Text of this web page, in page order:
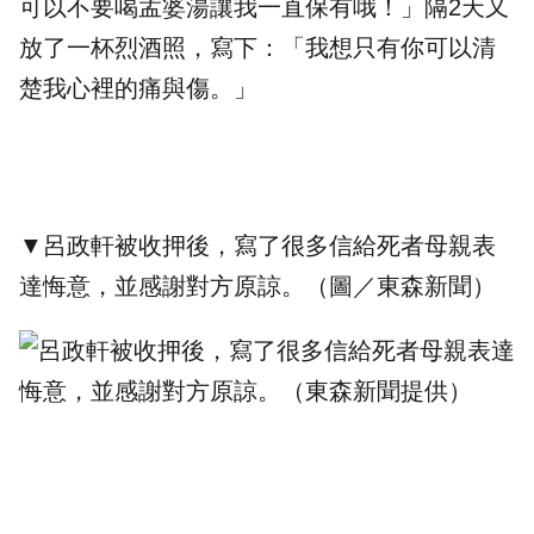
可以不要喝孟婆湯讓我一直保有哦！」隔2天又
放了一杯烈酒照，寫下：「我想只有你可以清
楚我心裡的痛與傷。」
▼呂政軒被收押後，寫了很多信給死者母親表
達悔意，並感謝對方原諒。（圖／東森新聞）